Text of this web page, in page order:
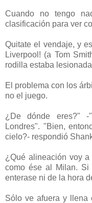
Cuando no tengo
clasificación para ver
Quitate el vendaje, y
Liverpool! (a Tom
rodilla estaba
El problema con los
no el juego.
¿De dónde eres?"
Londres". "Bien,
cielo?- respondió
¿Qué alineación voy
como ése al Milan.
enterase ni de la hora
Sólo ve afuera y llena